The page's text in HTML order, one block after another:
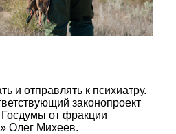
и отправлять к психиатру.
законопроект
Госдумы от фракции
Олег Михеев.